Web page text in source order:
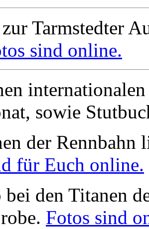
Tarmstedter
sind online.
sowie
der Rennbahn
für Euch online.
bei den Titanen
Fotos sind